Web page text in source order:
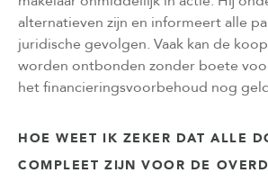
alternatieven zijn en informeert alle
juridische gevolgen. Vaak kan de
worden ontbonden zonder boete
het financieringsvoorbehoud nog
HOE WEET IK ZEKER DAT ALLE
COMPLEET ZIJN VOOR DE